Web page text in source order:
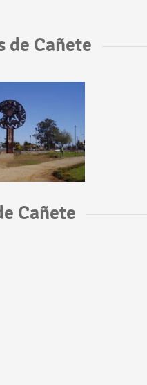
de Cañete
Cañete